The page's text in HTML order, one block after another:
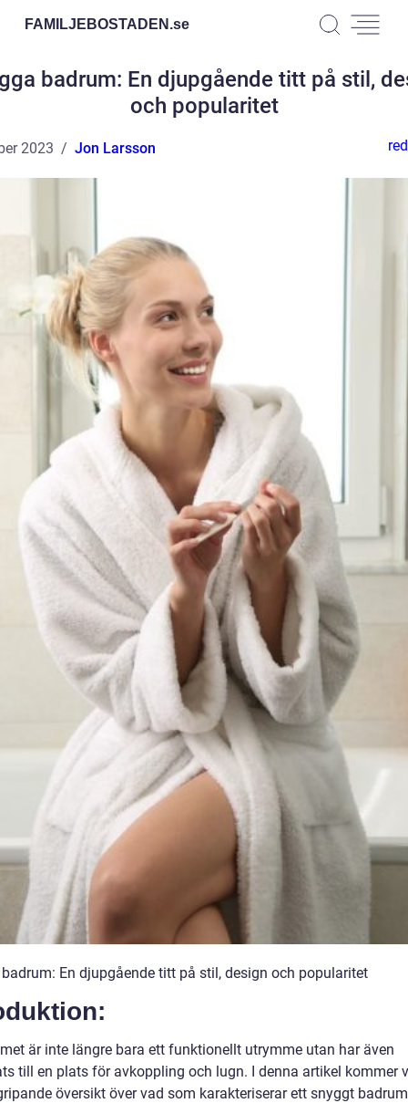
FAMILJEBOSTADEN.se
badrum: En djupgående titt på stil,
och popularitet
2023 Jon Larsson
En djupgående titt på stil, design och popularitet
är inte längre bara ett funktionellt utrymme utan har även
till en plats för avkoppling och lugn. I denna artikel kommer
översikt över vad som karakteriserar ett snyggt